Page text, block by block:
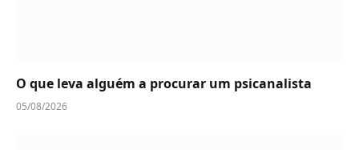
O que leva alguém a procurar um psicanalista
05/08/2026